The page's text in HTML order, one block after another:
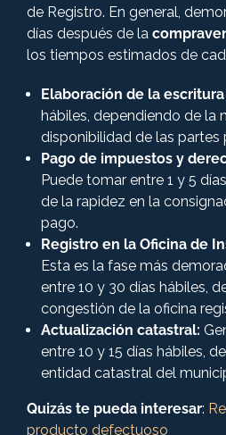
de Registro. En general,
días después de la
los tiempos estimados de
Elaboración de la
hábiles, dependiendo de la
disponibilidad de las partes
Pago de impuestos y
Puede tomar entre 1 y 5
de la rapidez en la
pago.
Registro en la Oficina de
Esta es la fase más
entre 10 y 30 días hábiles,
congestión de la oficina
Actualización catastral:
entre 10 y 15 días hábiles,
entidad catastral del
Quizás te pueda interesar:
producto defectuoso